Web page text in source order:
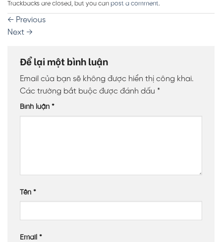
Trackbacks are closed, but you can post a comment.
← Previous
Next →
Để lại một bình luận
Email của bạn sẽ không được hiển thị công khai.
Các trường bắt buộc được đánh dấu *
Bình luận *
Tên *
Email *